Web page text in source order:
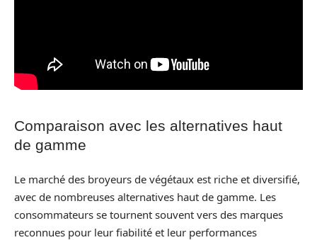
Comparaison avec les alternatives haut
de gamme
Le marché des broyeurs de végétaux est riche et diversifié,
avec de nombreuses alternatives haut de gamme. Les
consommateurs se tournent souvent vers des marques
reconnues pour leur fiabilité et leur performances